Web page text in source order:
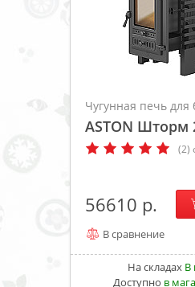
Чугунная печь для
ASTON Шторм
(2)
56610
В сравнение
На складах В
Доступно в